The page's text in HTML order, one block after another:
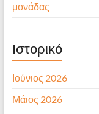
μονάδας
Ιστορικό
Ιούνιος 2026
Μάιος 2026